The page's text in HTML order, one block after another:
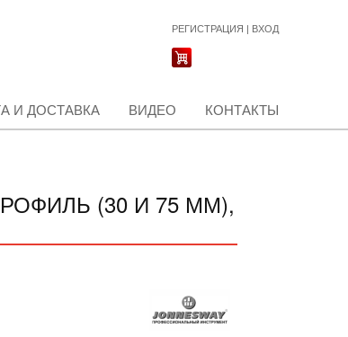
РЕГИСТРАЦИЯ | ВХОД
И ДОСТАВКА ВИДЕО КОНТАКТЫ
(30 И 75 ММ),